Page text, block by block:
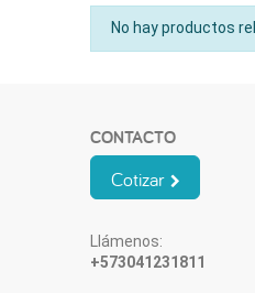
No hay productos
CONTACTO
Cotizar
Llámenos:
+573041231811